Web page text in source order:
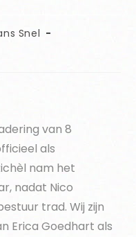
Snel
van 8
als
nam het
nadat Nico
trad. Wij zijn
Erica Goedhart als